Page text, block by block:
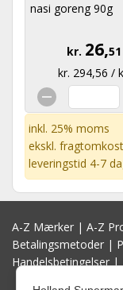
nasi goreng 90g
kr. 26,51
kr. 294,56 /
inkl. 25% moms
ekskl.
leveringstid 4-7
A-Z Mærker | A-Z
Betalingsmetoder |
Handelsbetingelser|